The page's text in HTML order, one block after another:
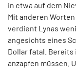
in etwa auf dem
Mit anderen
verdient Lynas
angesichts eines
Dollar fatal. Bereits
anzapfen müssen.